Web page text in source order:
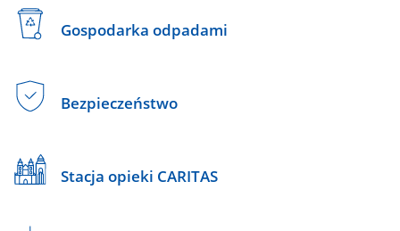
Gospodarka odpadami
Bezpieczeństwo
Stacja opieki CARITAS